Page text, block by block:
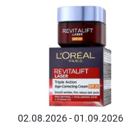
02.08.2026 - 01.09.2026